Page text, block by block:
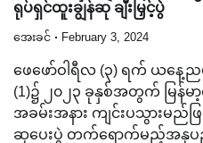
ရုပ်ရှင်ထူးချွန်ဆု ချီးမြှင့်ပွဲ
အေးခင် February 3, 2024
ဖေဖော်ဝါရီလ (၃) ရက် ယနေ့ည
(1)၌ ၂၀၂၃ ခုနှစ်အတွက် မြန်မာ့
အခမ်းအနား ကျင်းပသွားမည်ဖြ
ဆုပေးပွဲ တက်ရောက်မည့်အနုပည